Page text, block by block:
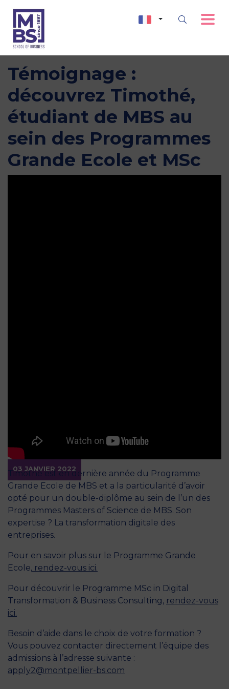
03 JANVIER 2022
Témoignage :
découvrez Timothé,
étudiant de MBS au
sein des Programmes
Grande Ecole et MSc
Timothé est en dernière année du Programme
Grande Ecole de MBS et a la particularité d’avoir
opté pour un double-diplôme au sein de l’un des
Programmes Masters of Science de MBS. Son
expertise ? La transformation digitale des
entreprises.
Pour en savoir plus sur le Programme Grande
Ecole, rendez-vous ici.
Pour découvrir le Programme MSc in Digital
Transformation & Business Consulting, rendez-vous
ici.
Besoin d’aide dans le choix de votre formation ?
Vous pouvez contacter directement l’équipe des
admissions à l’adresse suivante :
apply2@montpellier-bs.com